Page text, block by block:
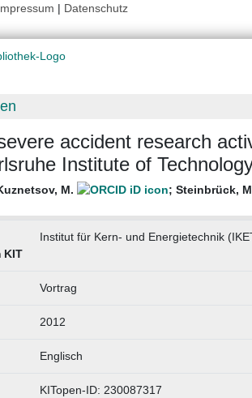
| Datenschutz
accident research
Institute of
M. ; Steinbrück,
KIT
Institut für Kern- und Energietechnik
Vortrag
2012
Englisch
KITopen-ID: 230087317